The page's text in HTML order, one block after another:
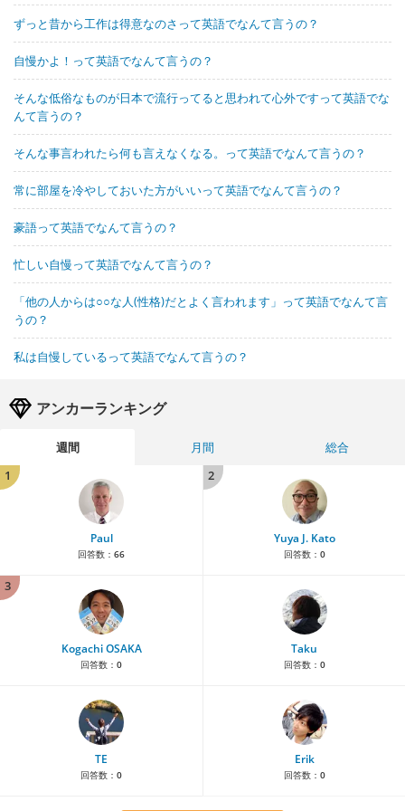
ずっと昔から工作は得意なのさって英語でなんて言うの？
自慢かよ！って英語でなんて言うの？
そんな低俗なものが日本で流行ってると思われて心外ですって英語でな
んて言うの？
そんな事言われたら何も言えなくなる。って英語でなんて言うの？
常に部屋を冷やしておいた方がいいって英語でなんて言うの？
豪語って英語でなんて言うの？
忙しい自慢って英語でなんて言うの？
「他の人からは○○な人(性格)だとよく言われます」って英語でなんて言
うの？
私は自慢しているって英語でなんて言うの？
アンカーランキング
週間 月間
総合
1
Paul
回答数： 66
2
Yuya J. Kato
回答数： 0
3
Kogachi OSAKA
回答数： 0
Taku
回答数： 0
TE
回答数： 0
Erik
回答数： 0